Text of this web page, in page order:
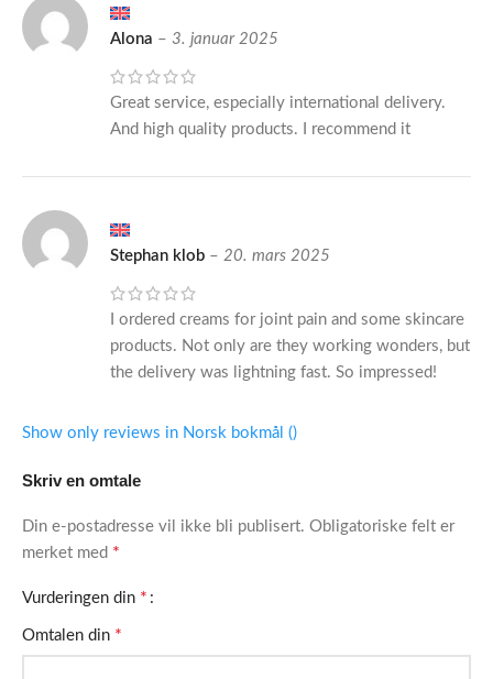
Alona – 3. januar 2025
Great service, especially international delivery.
And high quality products. I recommend it
Stephan klob – 20. mars 2025
I ordered creams for joint pain and some skincare
products. Not only are they working wonders, but
the delivery was lightning fast. So impressed!
Show only reviews in Norsk bokmål ()
Skriv en omtale
Din e-postadresse vil ikke bli publisert. Obligatoriske felt er
merket med *
Vurderingen din *
Omtalen din *